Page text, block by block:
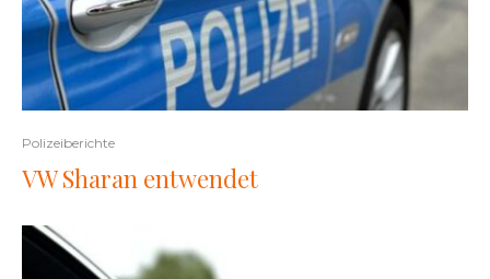
Polizeiberichte
VW Sharan entwendet